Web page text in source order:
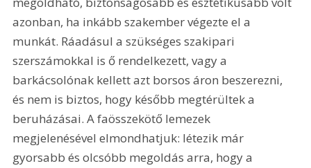
azonban, ha inkább szakember végezte el a
munkát. Ráadásul a szükséges szakipari
szerszámokkal is ő rendelkezett, vagy a
barkácsolónak kellett azt borsos áron beszerezni,
és nem is biztos, hogy később megtérültek a
beruházásai. A faösszekötő lemezek
megjelenésével elmondhatjuk: létezik már
gyorsabb és olcsóbb megoldás arra, hogy a